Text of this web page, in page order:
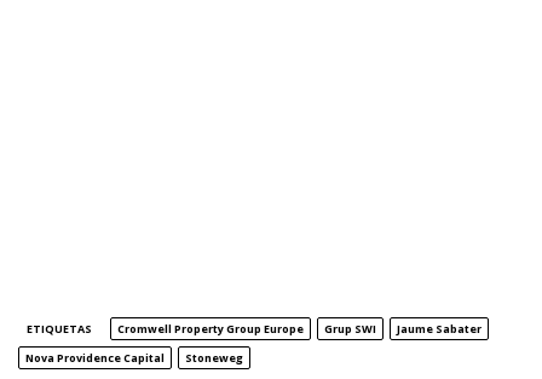
ETIQUETAS Cromwell Property Group Europe Grup SWI
Jaume Sabater
Nova Providence Capital
Stoneweg